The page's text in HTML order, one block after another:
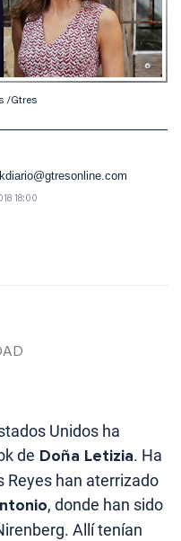
/Gtres
18:00
Unidos ha
de Doña Letizia. Ha
Reyes han aterrizado
, donde han sido
Allí tenían